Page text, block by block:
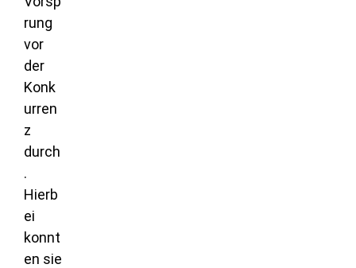
rung
vor
der
Konk
urren
z
durch
.
Hierb
ei
konnt
en sie